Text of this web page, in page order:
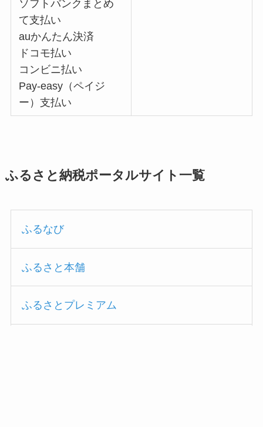
ソフトバンクまとめ
て支払い
auかんたん決済
ドコモ払い
コンビニ払い
Pay-easy（ペイジ
ー）支払い
ふるさと納税ポータルサイト一覧
ふるなび
ふるさと本舗
ふるさとプレミアム